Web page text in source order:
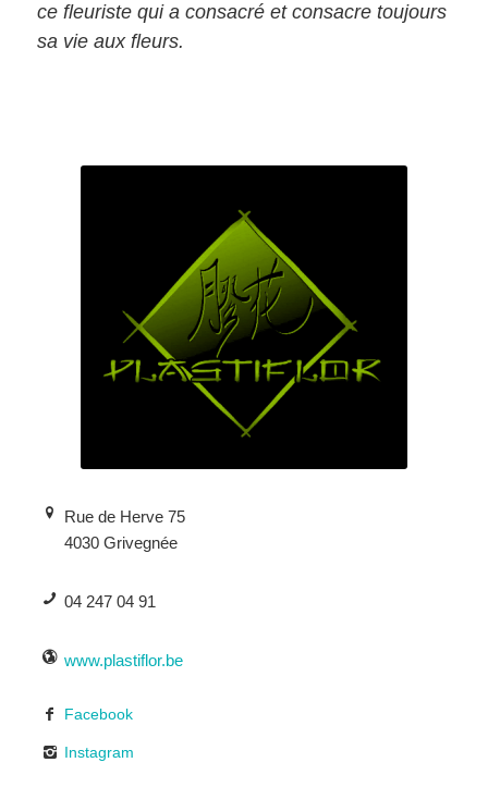
ce fleuriste qui a consacré et consacre toujours
sa vie aux fleurs.
Rue de Herve 75
4030 Grivegnée
04 247 04 91
www.plastiflor.be
Facebook
Instagram